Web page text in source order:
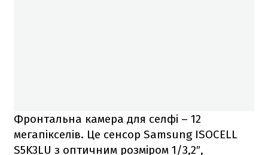
Фронтальна камера для селфі – 12
мегапікселів. Це сенсор Samsung ISOCELL
S5K3LU з оптичним розміром 1/3,2″,